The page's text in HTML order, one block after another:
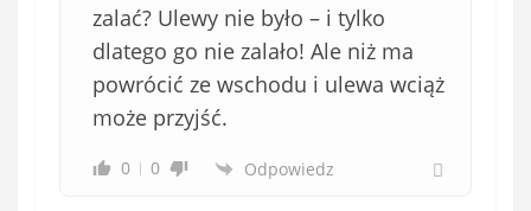
zalać? Ulewy nie było – i tylko
dlatego go nie zalało! Ale niż ma
powrócić ze wschodu i ulewa wciąż
może przyjść.
0 0 Odpowiedz